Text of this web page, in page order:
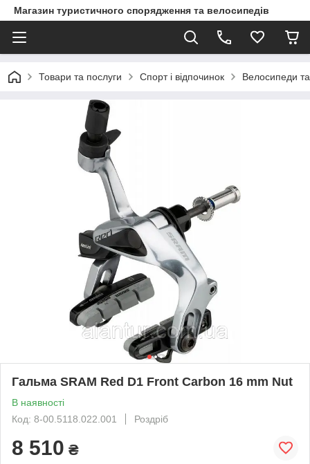
Магазин туристичного спорядження та велосипедів
Товари та послуги Спорт і відпочинок Велосипеди
Гальма SRAM Red D1 Front Carbon 16 mm Nut
В наявності
Код: 8-00.5118.022.001
Роздріб
8 510 ₴